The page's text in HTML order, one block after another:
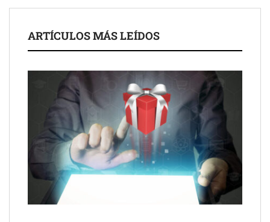
La luz roja, el nuevo aftersun, actúa en la recuperación de la piel
Eulalia Roig lanza ‘The Journal’, una revista digital mensual de
entrevistas y fotografía editorial
ARTÍCULOS MÁS LEÍDOS